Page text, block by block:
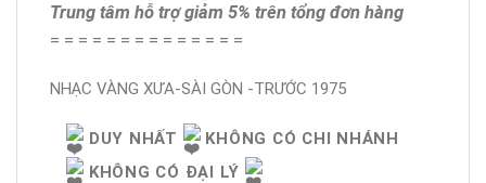
Trung tâm hỗ trợ giảm 5% trên tổng đơn hàng
= = = = = = = = = = = = = =
NHẠC VÀNG XƯA-SÀI GÒN -TRƯỚC 1975
DUY NHẤT
KHÔNG CÓ CHI NHÁNH
KHÔNG CÓ ĐẠI LÝ